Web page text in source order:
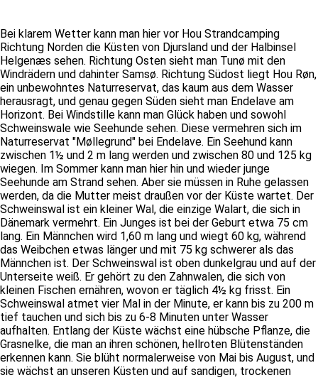
Bei klarem Wetter kann man hier vor Hou Strandcamping
Richtung Norden die Küsten von Djursland und der Halbinsel
Helgenæs sehen. Richtung Osten sieht man Tunø mit den
Windrädern und dahinter Samsø. Richtung Südost liegt Hou Røn,
ein unbewohntes Naturreservat, das kaum aus dem Wasser
herausragt, und genau gegen Süden sieht man Endelave am
Horizont. Bei Windstille kann man Glück haben und sowohl
Schweinswale wie Seehunde sehen. Diese vermehren sich im
Naturreservat "Møllegrund" bei Endelave. Ein Seehund kann
zwischen 1½ und 2 m lang werden und zwischen 80 und 125 kg
wiegen. Im Sommer kann man hier hin und wieder junge
Seehunde am Strand sehen. Aber sie müssen in Ruhe gelassen
werden, da die Mutter meist draußen vor der Küste wartet. Der
Schweinswal ist ein kleiner Wal, die einzige Walart, die sich in
Dänemark vermehrt. Ein Junges ist bei der Geburt etwa 75 cm
lang. Ein Männchen wird 1,60 m lang und wiegt 60 kg, während
das Weibchen etwas länger und mit 75 kg schwerer als das
Männchen ist. Der Schweinswal ist oben dunkelgrau und auf der
Unterseite weiß. Er gehört zu den Zahnwalen, die sich von
kleinen Fischen ernähren, wovon er täglich 4½ kg frisst. Ein
Schweinswal atmet vier Mal in der Minute, er kann bis zu 200 m
tief tauchen und sich bis zu 6-8 Minuten unter Wasser
aufhalten. Entlang der Küste wächst eine hübsche Pflanze, die
Grasnelke, die man an ihren schönen, hellroten Blütenständen
erkennen kann. Sie blüht normalerweise von Mai bis August, und
sie wächst an unseren Küsten und auf sandigen, trockenen